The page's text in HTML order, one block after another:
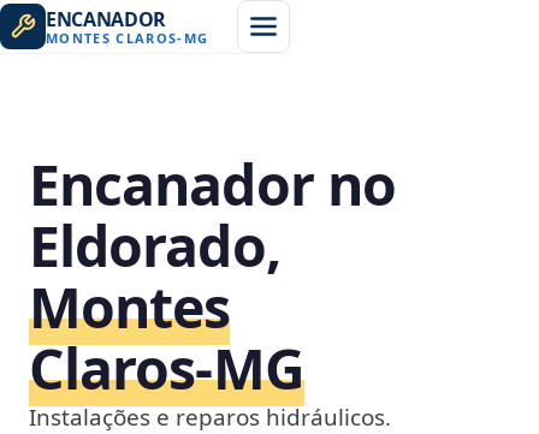
ENCANADOR
MONTES CLAROS- MG
Encanador no
Eldorado,
Montes
Claros‑MG
Instalações e reparos hidráulicos.